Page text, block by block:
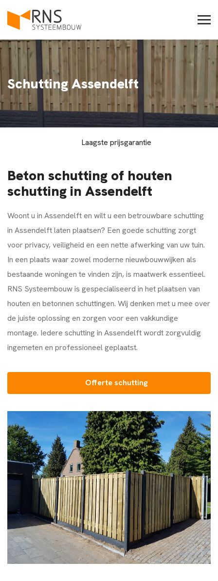
Schutting Assendelft
Beton schutting of houten
schutting in Assendelft
Woont u in Assendelften wilt u een betrouwbare schutting
in Assendelft laten plaatsen? Een goede schutting zorgt
voor privacy, veiligheid en een nette afwerking van uw tuin.
In een plaats waar zowel moderne nieuwbouwwijken als
bestaande woningen te vinden zijn, is maatwerk essentieel.
RNS Systeembouwis gespecialiseerd in het plaatsen van
houten en betonnen schuttingen. Wij denken met u mee over
de juiste oplossing en zorgen voor een vakkundige
montage. Iedere schutting in Assendelft wordt zorgvuldig
ingemeten en professioneel geplaatst.
Offerte schutting